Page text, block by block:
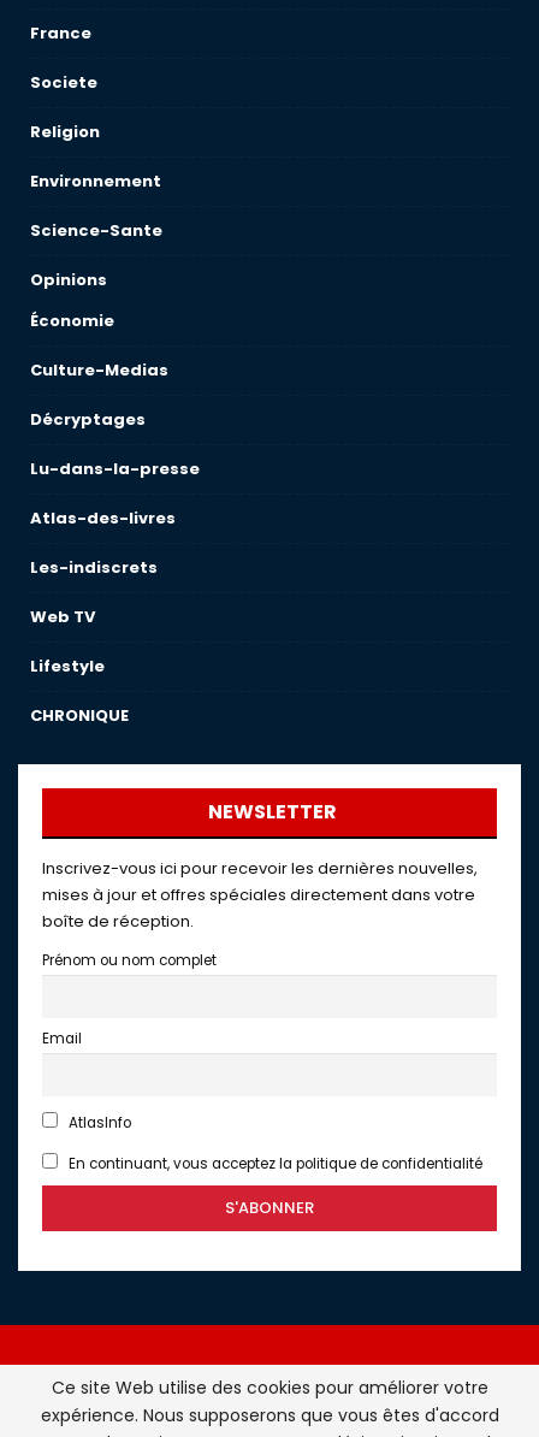
France
Societe
Religion
Environnement
Science-Sante
Opinions
Économie
Culture-Medias
Décryptages
Lu-dans-la-presse
Atlas-des-livres
Les-indiscrets
Web TV
Lifestyle
CHRONIQUE
NEWSLETTER
Inscrivez-vous ici pour recevoir les dernières nouvelles,
mises à jour et offres spéciales directement dans votre
boîte de réception.
Prénom ou nom complet
Email
AtlasInfo
En continuant, vous acceptez la politique de confidentialité
Atlasinfo.fr : l'essentiel de l'actualité de la France et du
Ce site Web utilise des cookies pour améliorer votre
expérience. Nous supposerons que vous êtes d'accord